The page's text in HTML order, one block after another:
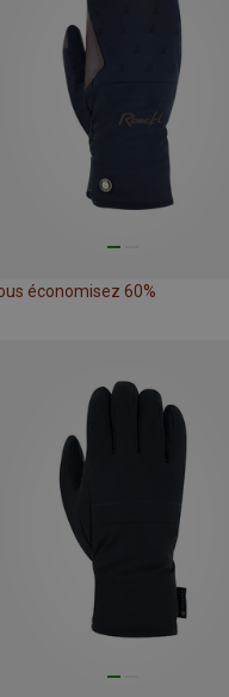
économisez 60%